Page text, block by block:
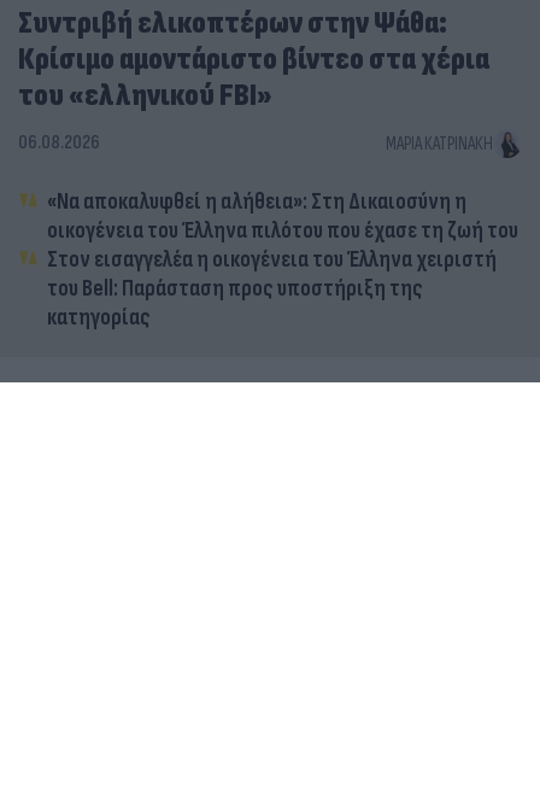
Συντριβή ελικοπτέρων στην Ψάθα:
Κρίσιμο αμοντάριστο βίντεο στα χέρια
του «ελληνικού FBI»
06.08.2026 ΜΑΡΊΑ ΚΑΤΡΙΝΆΚΗ
«Να αποκαλυφθεί η αλήθεια»: Στη Δικαιοσύνη η
οικογένεια του Έλληνα πιλότου που έχασε τη ζωή του
Στον εισαγγελέα η οικογένεια του Έλληνα χειριστή
του Bell: Παράσταση προς υποστήριξη της
κατηγορίας